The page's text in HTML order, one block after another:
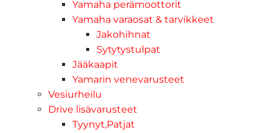
Yamaha perämoottorit
Yamaha varaosat & tarvikkeet
Jakohihnat
Sytytystulpat
Jääkaapit
Yamarin venevarusteet
Vesiurheilu
Drive lisävarusteet
Tyynyt,Patjat